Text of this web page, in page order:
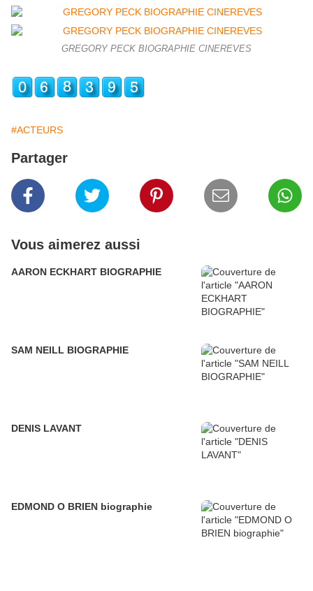
GREGORY PECK BIOGRAPHIE CINEREVES
#ACTEURS
Partager
Vous aimerez aussi
AARON ECKHART BIOGRAPHIE
SAM NEILL BIOGRAPHIE
DENIS LAVANT
EDMOND O BRIEN biographie